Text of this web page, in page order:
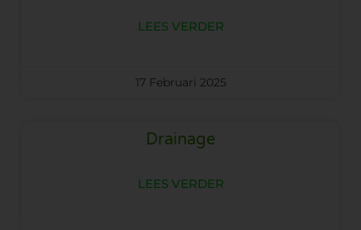
LEES VERDER
17 Februari 2025
Drainage
LEES VERDER